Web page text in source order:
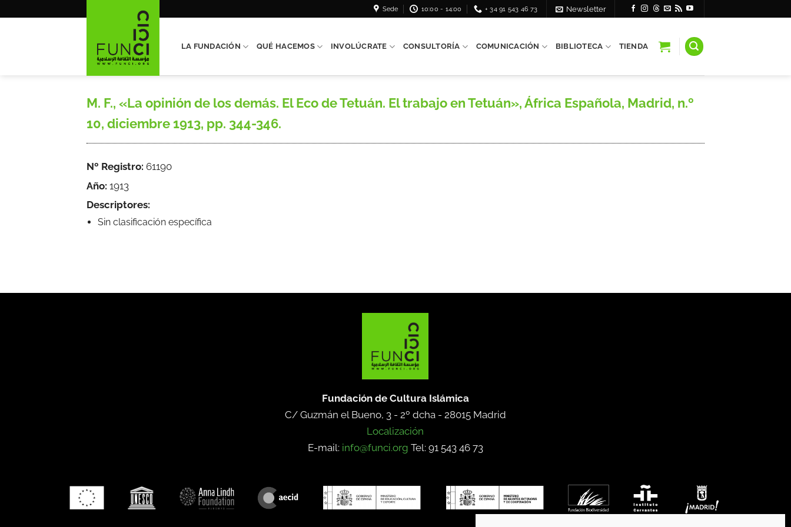
Sede 10:00 - 14:00 + 34 91 543 46 73 Newsletter
LA FUNDACIÓN QUÉ HACEMOS INVOLÚCRATE CONSULTORÍA COMUNICACIÓN BIBLIOTECA TIENDA
M. F., «La opinión de los demás. El Eco de Tetuán. El trabajo en Tetuán», África Española, Madrid, n.º
10, diciembre 1913, pp. 344-346.
Nº Registro: 61190
Año: 1913
Descriptores:
Sin clasificación específica
Fundación de Cultura Islámica
C/ Guzmán el Bueno, 3 - 2º dcha - 28015 Madrid
Localización
E-mail: info@funci.org Tel: 91 543 46 73